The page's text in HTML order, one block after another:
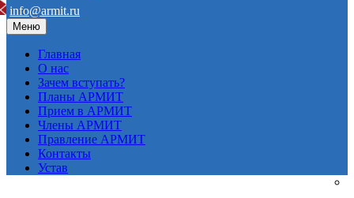
info@armit.ru
Меню
Главная
О нас
Зачем вступать?
Планы АРМИТ
Прием в АРМИТ
Члены АРМИТ
Правление АРМИТ
Контакты
Устав